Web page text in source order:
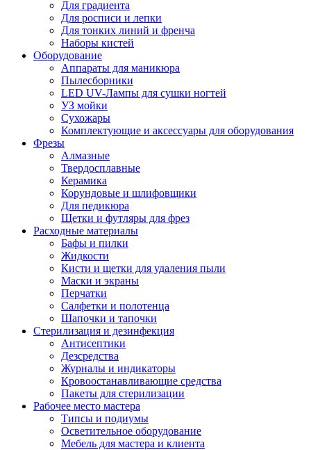
Для градиента
Для росписи и лепки
Для тонких линий и френча
Наборы кистей
Оборудование
Аппараты для маникюра
Пылесборники
LED UV-Лампы для сушки ногтей
УЗ мойки
Сухожары
Комплектующие и аксессуары для оборудования
Фрезы
Алмазные
Твердосплавные
Керамика
Корундовые и шлифовщики
Для педикюра
Щетки и футляры для фрез
Расходные материалы
Бафы и пилки
Жидкости
Кисти и щетки для удаления пыли
Маски и экраны
Перчатки
Салфетки и полотенца
Шапочки и тапочки
Стерилизация и дезинфекция
Антисептики
Дезсредства
Журналы и индикаторы
Кровоостанавливающие средства
Пакеты для стерилизации
Рабочее место мастера
Типсы и подиумы
Осветительное оборудование
Мебель для мастера и клиента